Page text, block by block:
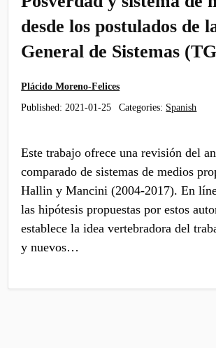
desde los postulados de
General de Sistemas
Plácido Moreno-Felices
Published: 2021-01-25 Categories: Spanish
Este trabajo ofrece una revisión del
comparado de sistemas de medios
Hallin y Mancini (2004-2017). En
las hipótesis propuestas por estos
establece la idea vertebradora del
y nuevos…